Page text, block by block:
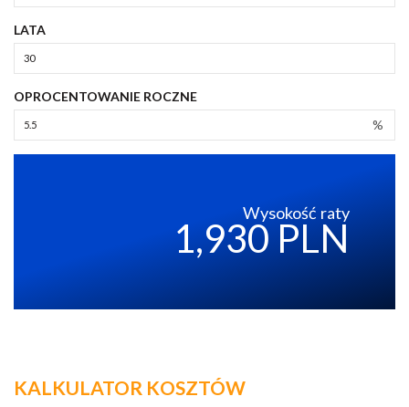
LATA
OPROCENTOWANIE ROCZNE
%
Wysokość raty
1,930 PLN
KALKULATOR KOSZTÓW